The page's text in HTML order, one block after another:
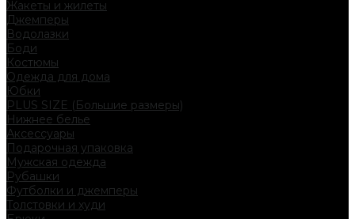
Жакеты и жилеты
Джемперы
Водолазки
Боди
Костюмы
Одежда для дома
Юбки
PLUS SIZE (Большие размеры)
Нижнее белье
Аксессуары
Подарочная упаковка
Мужская одежда
Рубашки
Футболки и джемперы
Толстовки и худи